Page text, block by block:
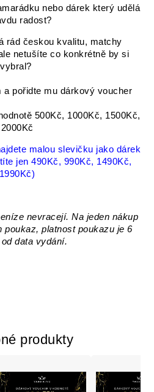
nebo dárek který udělá
radost?
rád českou kvalitu, matchy
netušíte co konkrétně by si
vybral?
a pořidte mu dárkový voucher
500Kč, 1000Kč, 1500Kč,
2000Kč
malou slevičku jako dárek
jen 490Kč, 990Kč, 1490Kč,
1990Kč)
nevracejí. Na jeden nákup
poukaz, platnost poukazu je 6
data vydání.
produkty